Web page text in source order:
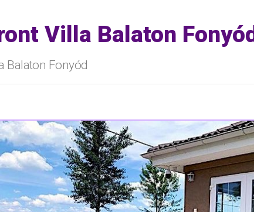
Villa Balaton
Balaton Fonyód